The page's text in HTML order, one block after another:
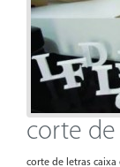
corte de
corte de letras caixa